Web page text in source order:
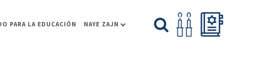
PARA LA EDUCACIÓN NAYE ZAJN